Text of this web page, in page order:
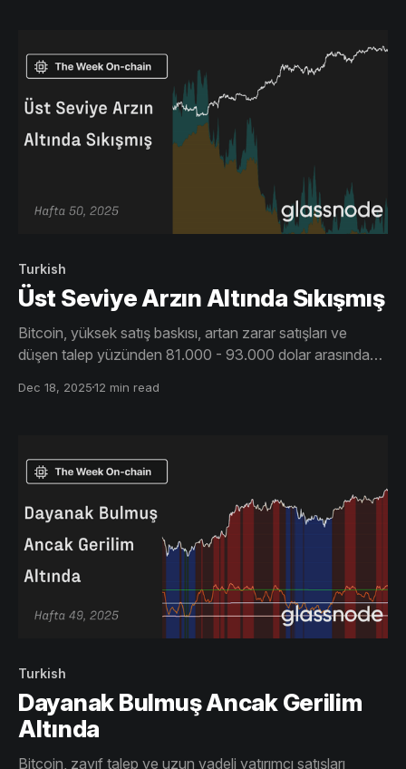
Turkish
Üst Seviye Arzın Altında Sıkışmış
Bitcoin, yüksek satış baskısı, artan zarar satışları ve
düşen talep yüzünden 81.000 - 93.000 dolar arasında
zamana bağlı bir konsolidasyon dönemine işaret ediyor.
Dec 18, 202512 min read
Turkish
Dayanak Bulmuş Ancak Gerilim
Altında
Bitcoin, zayıf talep ve uzun vadeli yatırımcı satışları